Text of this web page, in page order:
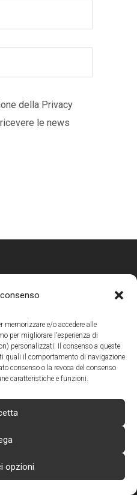
memorizzare e/o accedere alle
per migliorare l'esperienza di
personalizzati. Il consenso a queste
quali il comportamento di navigazione
consenso o la revoca del consenso
caratteristiche e funzioni.
opzioni
della Privacy
le news
progetto
SRL
|
38 Q |
F. Verdi
e Vanessa